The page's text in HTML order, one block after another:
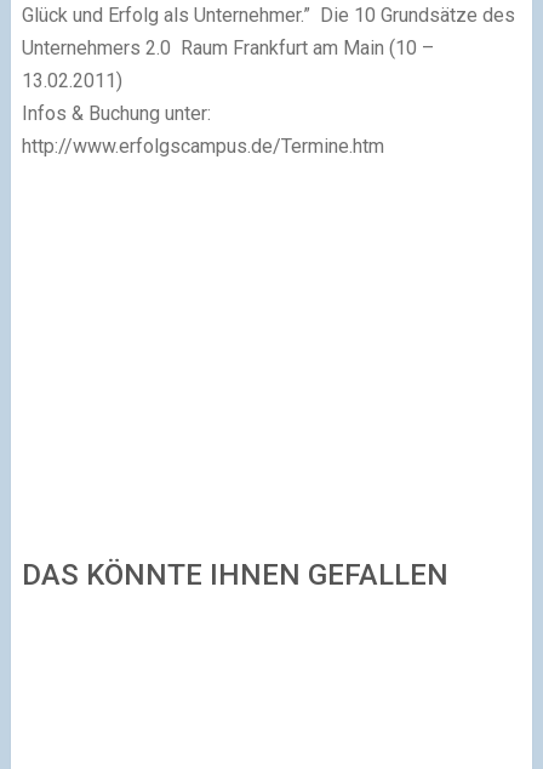
Glück und Erfolg als Unternehmer.” Die 10 Grundsätze des
Unternehmers 2.0 Raum Frankfurt am Main (10 –
13.02.2011)
Infos & Buchung unter:
http://www.erfolgscampus.de/Termine.htm
DAS KÖNNTE IHNEN GEFALLEN